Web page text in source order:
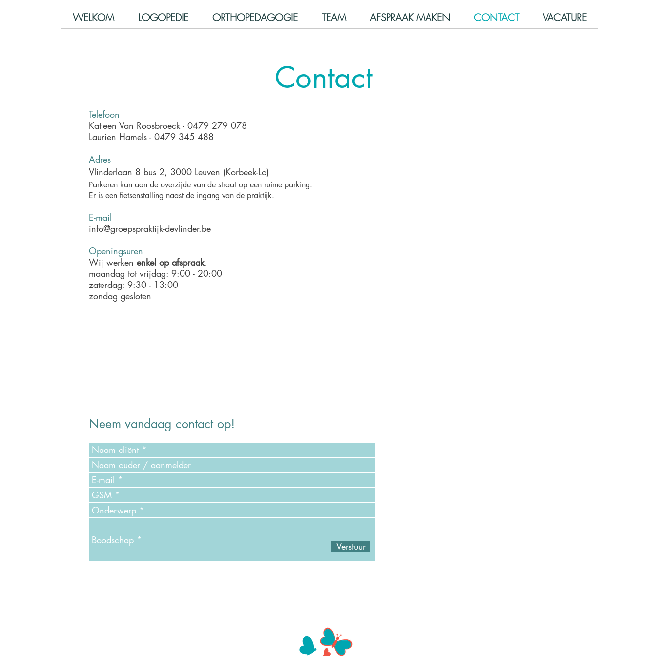
WELKOM LOGOPEDIE ORTHOPEDAGOGIE TEAM AFSPRAAK MAKEN CONTACT VACATURE
Contact
Telefoon
Katleen Van Roosbroeck - 0479 279 078
Laurien Hamels - 0479 345 488
Adres
Vlinderlaan 8 bus 2, 3000 Leuven (Korbeek-Lo)
Parkeren kan aan de overzijde van de straat op een ruime parking.
Er is een fietsenstalling naast de ingang van de praktijk.
E-mail
info@groepspraktijk-devlinder.be
Openingsuren
Wij werken enkel op afspraak.
maandag tot vrijdag: 9:00 - 20:00
zaterdag: 9:30 - 13:00
zondag gesloten
Neem vandaag contact op!
Verstuur